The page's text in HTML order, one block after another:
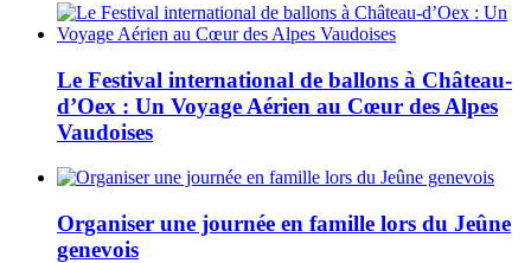
Le Festival international de ballons à Château-
d’Oex : Un Voyage Aérien au Cœur des Alpes
Vaudoises
Organiser une journée en famille lors du Jeûne
genevois